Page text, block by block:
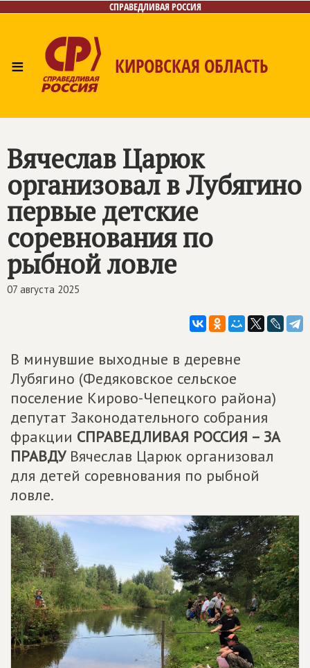
СПРАВЕДЛИВАЯ РОССИЯ
≡ КИРОВСКАЯ ОБЛАСТЬ
Контакты
Вячеслав Царюк
организовал в Лубягино
первые детские
соревнования по
рыбной ловле
07 августа 2025
В минувшие выходные в деревне
Лубягино (Федяковское сельское
поселение Кирово-Чепецкого района)
депутат Законодательного собрания
фракции СПРАВЕДЛИВАЯ РОССИЯ – ЗА
ПРАВДУВячеслав Царюк организовал
для детей соревнования по рыбной
ловле.